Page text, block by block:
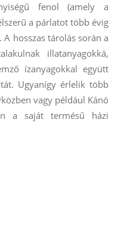
fenol (amely a
a párlatot több évig
hosszas tárolás során a
illatanyagokká,
ízanyagokkal együtt
Ugyanígy érlelik több
vagy például Kánó
a saját termésű házi